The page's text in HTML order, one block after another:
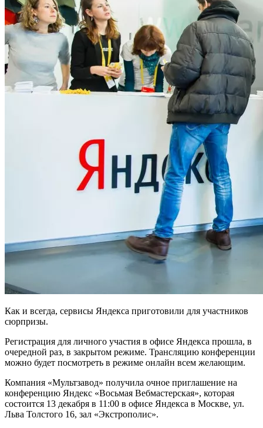
Как и всегда, сервисы Яндекса приготовили для участников
сюрпризы.
Регистрация для личного участия в офисе Яндекса прошла, в
очередной раз, в закрытом режиме. Трансляцию конференции
можно будет посмотреть в режиме онлайн всем желающим.
Компания «Мультзавод» получила очное приглашение на
конференцию Яндекс «Восьмая Вебмастерская», которая
состоится 13 декабря в 11:00 в офисе Яндекса в Москве, ул.
Льва Толстого 16, зал «Экстрополис».